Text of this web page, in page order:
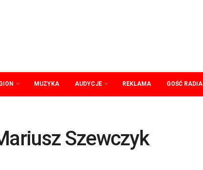
MUZYKA AUDYCJE REKLAMA GOŚĆ RADIA
Szewczyk